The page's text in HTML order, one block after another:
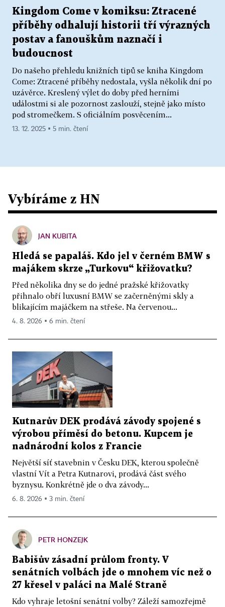
Kingdom Come v komiksu: Ztracené
příběhy odhalují historii tří výrazných
postav a fanouškům naznačí i
budoucnost
Do našeho přehledu knižních tipů se kniha Kingdom
Come: Ztracené příběhy nedostala, vyšla několik dní po
uzávěrce. Kreslený výlet do doby před herními
událostmi si ale pozornost zaslouží, stejně jako místo
pod stromečkem. S oficiálním posvěcením...
13. 12. 2025 ▪ 5 min. čtení
Vybíráme z HN
JAN KUBITA
Hledá se papaláš. Kdo jel v černém BMW s
majákem skrze „Turkovu“ křižovatku?
Před několika dny se do jedné pražské křižovatky
přihnalo obří luxusní BMW se začerněnými skly a
blikajícím majáčkem na střeše. Na červenou...
4. 8. 2026 ▪ 6 min. čtení
Kutnarův DEK prodává závody spojené s
výrobou příměsí do betonu. Kupcem je
nadnárodní kolos z Francie
Největší síť stavebnin v Česku DEK, kterou společně
vlastní Vít a Petra Kutnarovi, prodává část svého
byznysu. Konkrétně jde o dva závody...
6. 8. 2026 ▪ 3 min. čtení
PETR HONZEJK
Babišův zásadní průlom fronty. V
senátních volbách jde o mnohem víc než o
27 křesel v paláci na Malé Straně
Kdo vyhraje letošní senátní volby? Záleží samozřejmě